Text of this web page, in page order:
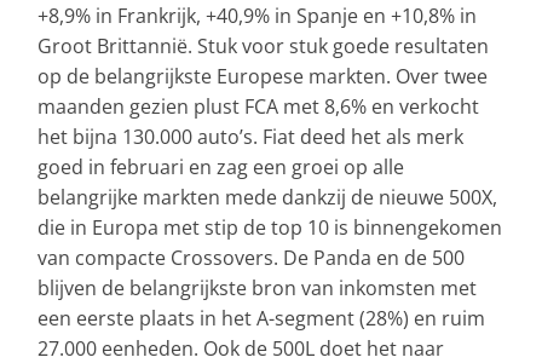
+8,9% in Frankrijk, +40,9% in Spanje en +10,8% in
Groot Brittannië. Stuk voor stuk goede resultaten
op de belangrijkste Europese markten. Over twee
maanden gezien plust FCA met 8,6% en verkocht
het bijna 130.000 auto’s. Fiat deed het als merk
goed in februari en zag een groei op alle
belangrijke markten mede dankzij de nieuwe 500X,
die in Europa met stip de top 10 is binnengekomen
van compacte Crossovers. De Panda en de 500
blijven de belangrijkste bron van inkomsten met
een eerste plaats in het A-segment (28%) en ruim
27.000 eenheden. Ook de 500L doet het naar